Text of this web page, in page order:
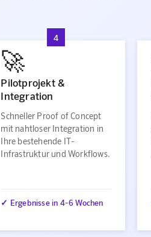
4
🚀
Pilotprojekt &
Integration
Schneller Proof of Concept
mit nahtloser Integration in
Ihre bestehende IT-
Infrastruktur und Workflows.
✓ Ergebnisse in 4-6 Wochen